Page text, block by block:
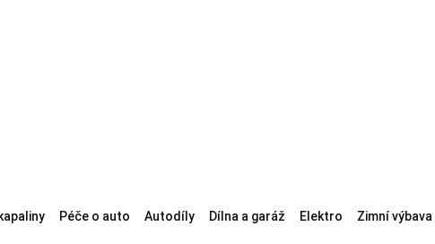
Péče o auto Autodíly Dílna a garáž Elektro Zimní výbava